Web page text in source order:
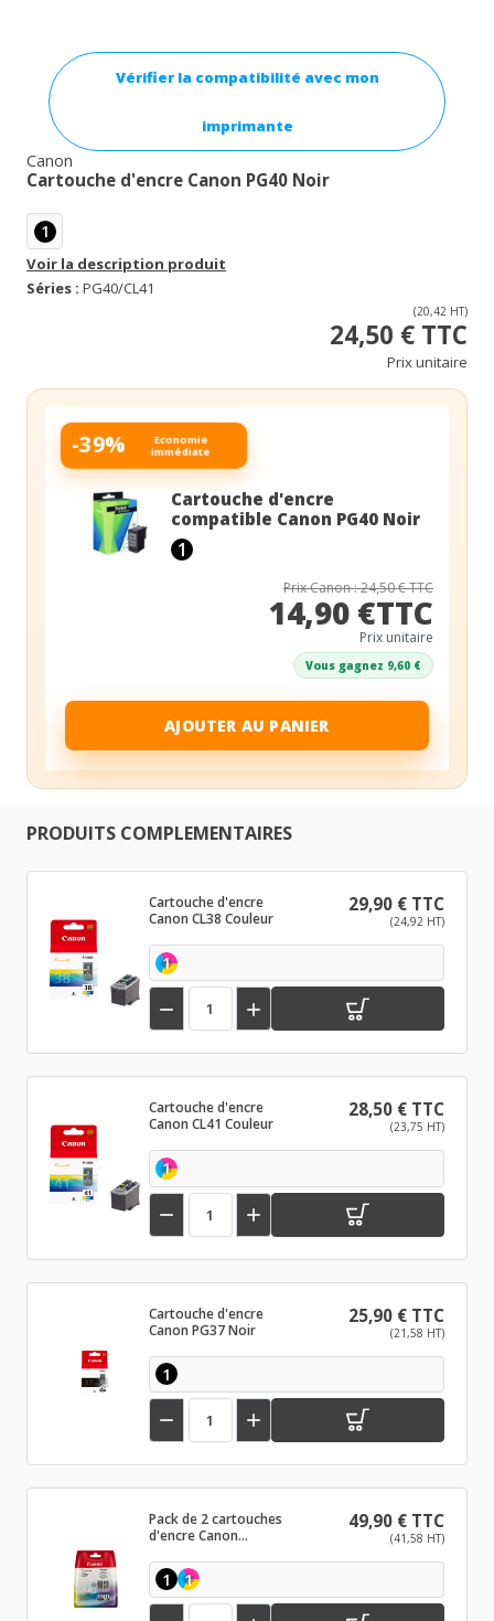
Vérifier la compatibilité avec mon
imprimante
Canon
Cartouche d'encre Canon PG40 Noir
1
Voir la description produit
Séries : PG40/CL41
(20,42 HT)
24,50 € TTC
Prix unitaire
-39%
Economie
immédiate
Cartouche d'encre
compatible Canon PG40 Noir
1
Prix Canon : 24,50 € TTC
14,90 €TTC
Prix unitaire
Vous gagnez 9,60 €
AJOUTER AU PANIER
PRODUITS COMPLEMENTAIRES
Cartouche d'encre
Canon CL38 Couleur
29,90 € TTC
(24,92 HT)
1
 
Cartouche d'encre
Canon CL41 Couleur
28,50 € TTC
(23,75 HT)
1
 
Cartouche d'encre
Canon PG37 Noir
25,90 € TTC
(21,58 HT)
1
 
Pack de 2 cartouches
d'encre Canon
couleurs
49,90 € TTC
(41,58 HT)
1 1